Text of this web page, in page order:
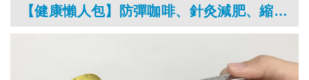
【健康懶人包】防彈咖啡、針灸減肥、縮胃手術……，這些減肥方法有用嗎？